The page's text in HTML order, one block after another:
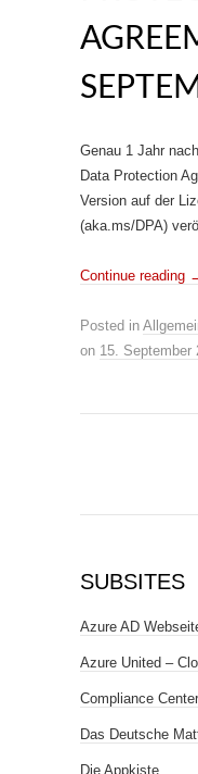
Genau 1 Jahr
Data Protection
Version auf der
(aka.ms/DPA)
Continue reading
Posted in
on 15. September
SUBSITES
Azure AD
Azure United –
Compliance Center
Das Deutsche
Die Appkiste